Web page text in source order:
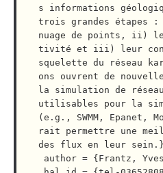
s informations
trois grandes étapes
nuage de points, ii)
tivité et iii) leur
squelette du réseau
ons ouvrent de
la simulation de
utilisables pour la
(e.g., SWMM, Epanet,
rait permettre une
des flux en leur